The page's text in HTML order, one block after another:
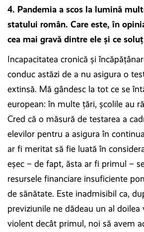
4. Pandemia a scos la lumină
statului român. Care este, în
cea mai gravă dintre ele și ce
Incapacitatea cronică şi
conduc astăzi de a nu asigura o
extinsă. Mă gândesc la tot ce se
european: în multe ţări, şcolile au
Cred că o măsură de testarea a
elevilor pentru a asigura în
ar fi meritat să fie luată în
eşec – de fapt, ăsta ar fi primul –
resursele financiare insuficiente
de sănătate. Este inadmisibil ca,
previziunile ne dădeau un al
violent decât primul, noi să avem